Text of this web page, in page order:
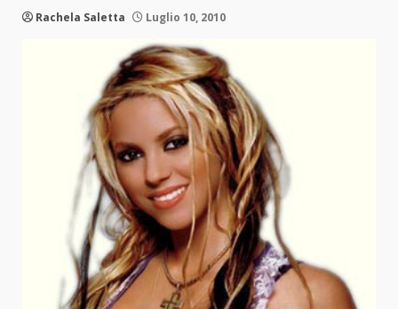
Rachela Saletta Luglio 10, 2010